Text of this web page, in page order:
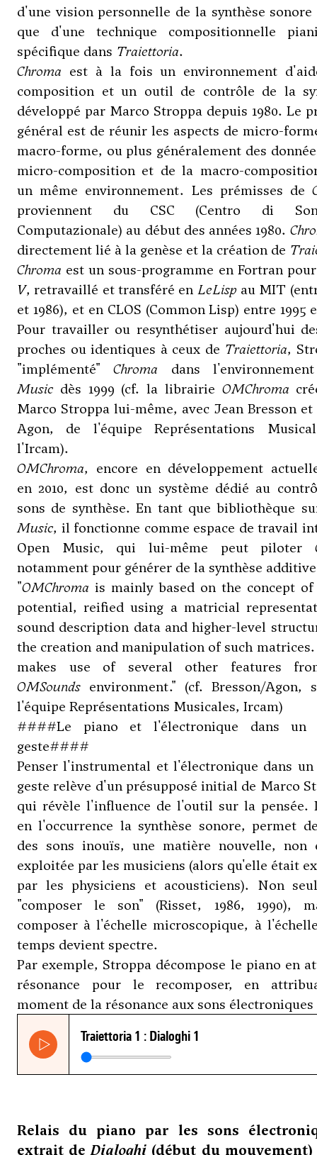
d'une vision personnelle de la synthèse
que d'une technique compositionnelle
spécifique dans Traiettoria.
Chroma est à la fois un environnement
composition et un outil de contrôle de la
développé par Marco Stroppa depuis 1980. Le
général est de réunir les aspects de micro-
macro-forme, ou plus généralement des
micro-composition et de la macro-
un même environnement. Les prémisses de
proviennent du CSC (Centro di
Computazionale) au début des années 1980.
directement lié à la genèse et la création de
Chroma est un sous-programme en Fortran
V, retravaillé et transféré en LeLisp au MIT
et 1986), et en CLOS (Common Lisp) entre 1995
Pour travailler ou resynthétiser aujourd'hui
proches ou identiques à ceux de Traiettoria,
"implémenté"Chroma dans
Music dès 1999 (cf. la librairie OMChroma
Marco Stroppa lui-même, avec Jean Bresson et
Agon, de l'équipe Représentations
l'Ircam).
OMChroma, encore en développement
en 2010, est donc un système dédié au
sons de synthèse. En tant que bibliothèque
Music, il fonctionne comme espace de travail
Open Music, qui lui-même peut piloter
notamment pour générer de la synthèse
"OMChroma is mainly based on the concept of
potential, reified using a matricial
sound description data and higher-level
the creation and manipulation of such
makes use of several other features
OMSounds environment." (cf. Bresson/Agon,
l'équipe Représentations Musicales, Ircam)
####Le piano et l'électronique dans un
geste####
Penser l'instrumental et l'électronique dans un
geste relève d'un présupposé initial de Marco
qui révèle l'influence de l'outil sur la pensée.
en l'occurrence la synthèse sonore, permet
des sons inouïs, une matière nouvelle, non
exploitée par les musiciens (alors qu'elle était
par les physiciens et acousticiens). Non
"composer le son" (Risset, 1986, 1990),
composer à l'échelle microscopique, à
temps devient spectre.
Par exemple, Stroppa décompose le piano en
résonance pour le recomposer, en
moment de la résonance aux sons électroniques
Relais du piano par les sons
extrait deDialoghi (début du mouvement)